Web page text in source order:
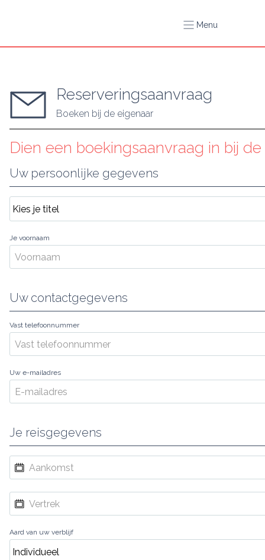
Menu
Reserveringsaanvraag
Boeken bij de eigenaar
Dien een boekingsaanvraag in bij
Uw persoonlijke gegevens
Je voornaam
Uw contactgegevens
Vast telefoonnummer
Uw e-mailadres
Je reisgegevens
Aard van uw verblijf